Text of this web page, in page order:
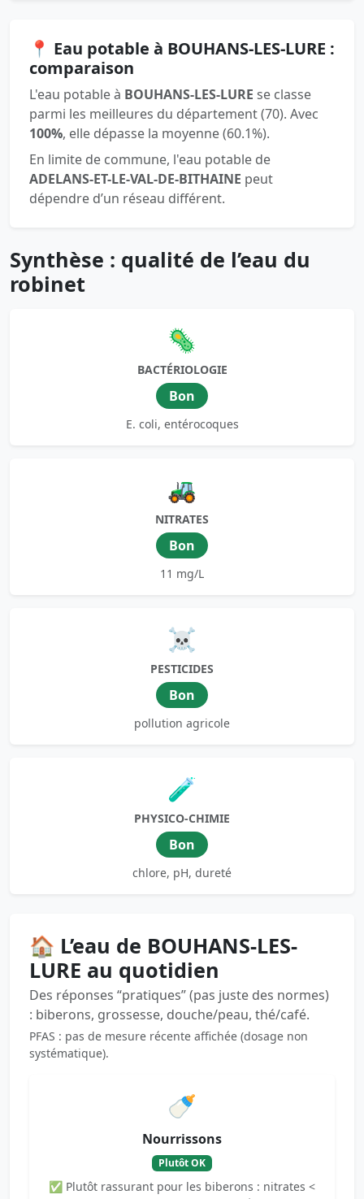
📍 Eau potable à BOUHANS-LES-LURE :
comparaison
L'eau potable à BOUHANS-LES-LURE se classe
parmi les meilleures du département (70). Avec
100%, elle dépasse la moyenne (60.1%).
En limite de commune, l'eau potable de
ADELANS-ET-LE-VAL-DE-BITHAINE peut
dépendre d’un réseau différent.
Synthèse : qualité de l’eau du
robinet
🦠
BACTÉRIOLOGIE
Bon
E. coli, entérocoques
🚜
NITRATES
Bon
11 mg/L
☠️
PESTICIDES
Bon
pollution agricole
🧪
PHYSICO-CHIMIE
Bon
chlore, pH, dureté
🏠 L’eau de BOUHANS-LES-
LURE au quotidien
Des réponses “pratiques” (pas juste des normes)
: biberons, grossesse, douche/peau, thé/café.
PFAS : pas de mesure récente affichée (dosage non
systématique).
🍼
Nourrissons
Plutôt OK
✅ Plutôt rassurant pour les biberons : nitrates <